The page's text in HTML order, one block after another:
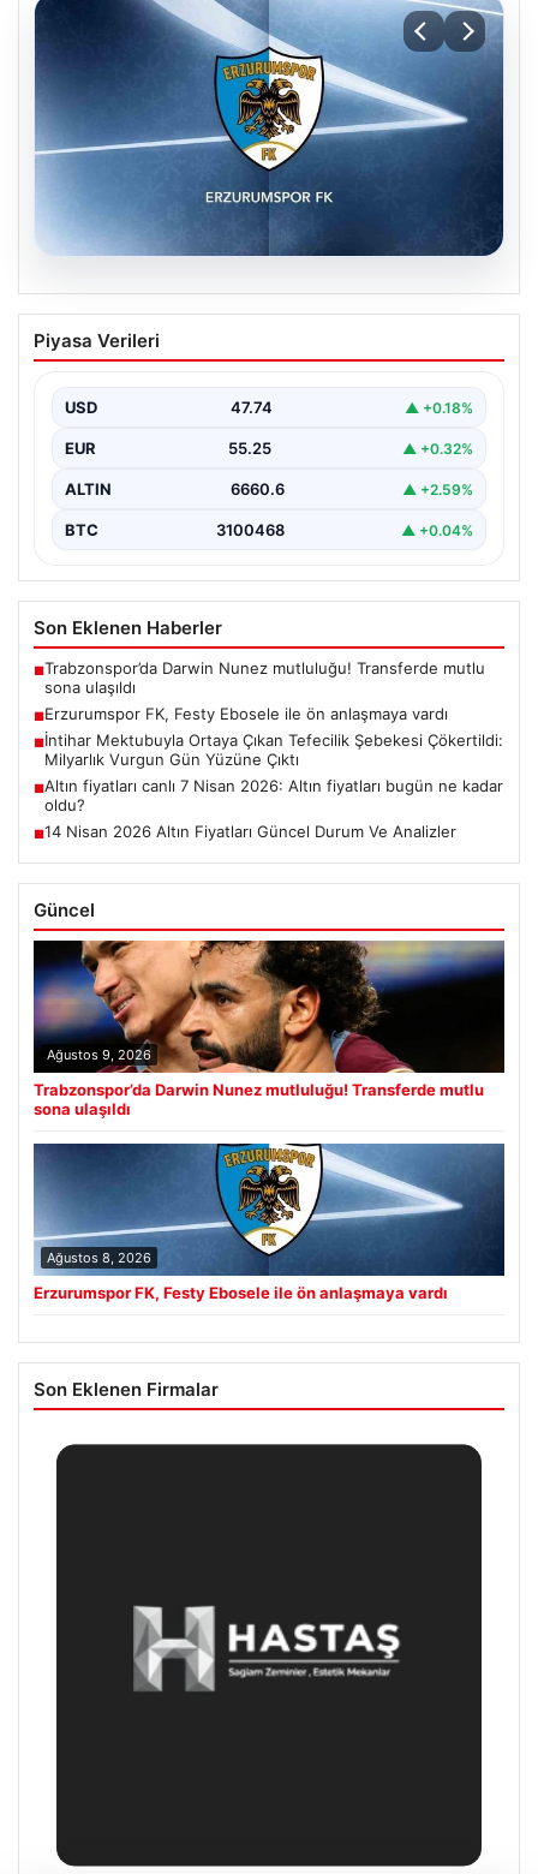
08.08.2026
Erzurumspor FK, Festy Ebosele ile ön
anlaşmaya vardı
İrlandalı sağ bek Festy Oseiwe Ebosele ile…
Piyasa Verileri
USD 47.74 ▲ +0.18%
EUR 55.25 ▲ +0.32%
ALTIN 6660.6 ▲ +2.59%
BTC 3100468 ▲ +0.04%
Son Eklenen Haberler
■Trabzonspor’da Darwin Nunez mutluluğu! Transferde mutlu
sona ulaşıldı
■Erzurumspor FK, Festy Ebosele ile ön anlaşmaya vardı
■İntihar Mektubuyla Ortaya Çıkan Tefecilik Şebekesi Çökertildi:
Milyarlık Vurgun Gün Yüzüne Çıktı
■Altın fiyatları canlı 7 Nisan 2026: Altın fiyatları bugün ne kadar
oldu?
■14 Nisan 2026 Altın Fiyatları Güncel Durum Ve Analizler
Güncel
Ağustos 9, 2026
Trabzonspor’da Darwin Nunez mutluluğu! Transferde mutlu
sona ulaşıldı
Ağustos 8, 2026
Erzurumspor FK, Festy Ebosele ile ön anlaşmaya vardı
Son Eklenen Firmalar